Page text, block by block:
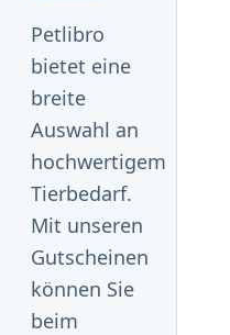
Petlibro
bietet eine
breite
Auswahl an
hochwertigem
Tierbedarf.
Mit unseren
Gutscheinen
können Sie
beim